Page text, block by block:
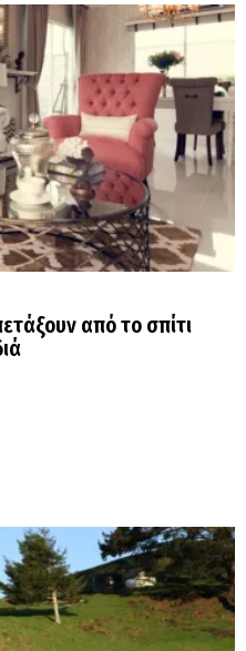
από το σπίτι